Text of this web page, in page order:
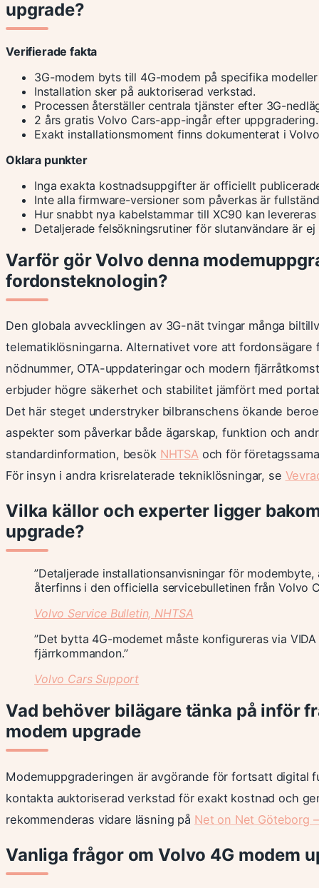
upgrade?
Verifierade fakta
3G-modem byts till 4G-modem på specifika
Installation sker på auktoriserad verkstad.
Processen återställer centrala tjänster efter 3G-
2 års gratis Volvo Cars-app-ingår efter uppgradering.
Exakt installationsmoment finns dokumenterat i
Oklara punkter
Inga exakta kostnadsuppgifter är officiellt
Inte alla firmware-versioner som påverkas är
Hur snabbt nya kabelstammar till XC90 kan
Detaljerade felsökningsrutiner för slutanvändare är ej
Varför gör Volvo denna
fordonsteknologin?
Den globala avvecklingen av 3G-nät tvingar många
telematiklösningarna. Alternativet vore att
nödnummer, OTA-uppdateringar och modern
erbjuder högre säkerhet och stabilitet jämfört med
Det här steget understryker bilbranschens ökande
aspekter som påverkar både ägarskap, funktion och
standardinformation, besök NHTSAoch för
För insyn i andra krisrelaterade tekniklösningar, se
Vilka källor och experter ligger
upgrade?
”Detaljerade installationsanvisningar för
återfinns i den officiella servicebulletinen från Volvo
Volvo Service Bulletin, NHTSA
”Det bytta 4G-modemet måste konfigureras via
fjärrkommandon.”
Volvo Cars Support
Vad behöver bilägare tänka på inför
modem upgrade
Modemuppgraderingen är avgörande för fortsatt digital
kontakta auktoriserad verkstad för exakt kostnad och
rekommenderas vidare läsning på Net on Net Göteborg
Vanliga frågor om Volvo 4G modem